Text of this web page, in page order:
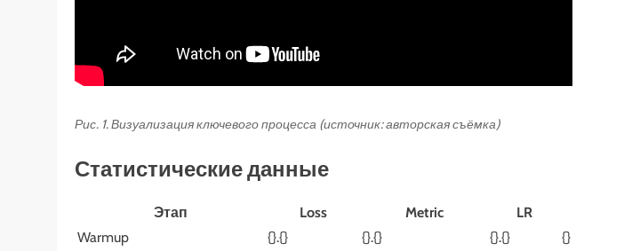
Рис. 1. Визуализация ключевого процесса (источник: авторская съёмка)
Статистические данные
Этап Loss Metric LR
Warmup
{}.{} {}.{} {}.{}
{}